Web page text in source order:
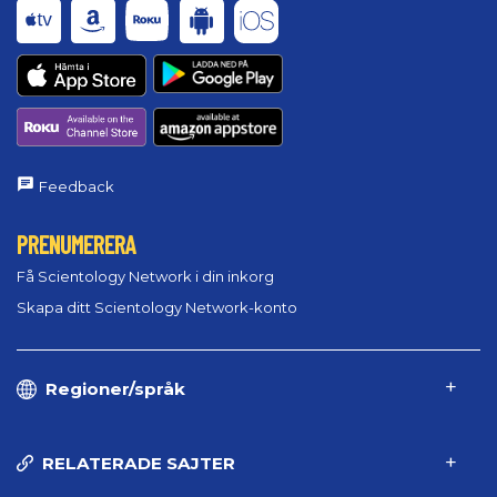
Feedback
PRENUMERERA
Få Scientology Network i din inkorg
Skapa ditt Scientology Network-konto
Regioner/språk
RELATERADE SAJTER